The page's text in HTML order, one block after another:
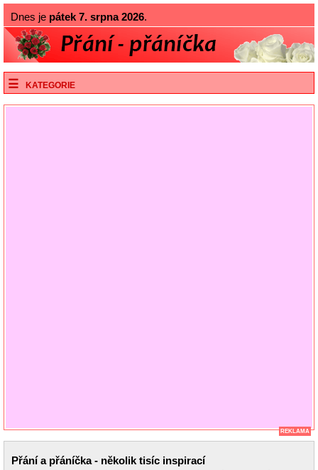
Dnes je pátek 7. srpna 2026.
KATEGORIE
REKLAMA
Přání a přáníčka - několik tisíc inspirací